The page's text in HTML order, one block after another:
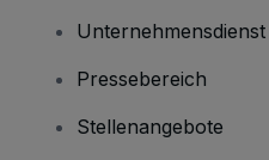
Unternehmensdienst
Pressebereich
Stellenangebote